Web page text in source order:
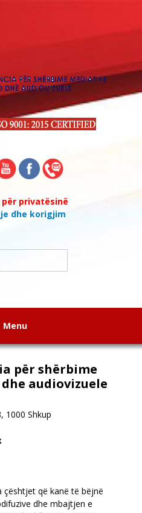
privatësinë
dhe korigjim
Menu
për shërbime
audiovizuele
1000 Shkup
që kanë të bëjnë
dhe mbajtjen e